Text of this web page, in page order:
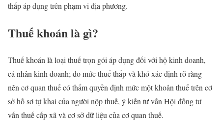
thấp áp dụng trên phạm vi địa phương.
Thuế khoán là gì?
Thuế khoán là loại thuế trọn gói áp dụng đối với hộ kinh doanh,
cá nhân kinh doanh; do mức thuế thấp và khó xác định rõ ràng
nên cơ quan thuế có thẩm quyền định mức một khoản thuế trên cơ
sở hồ sơ tự khai của người nộp thuế, ý kiến tư vấn Hội đồng tư
vấn thuế cấp xã và cơ sở dữ liệu của cơ quan thuế.